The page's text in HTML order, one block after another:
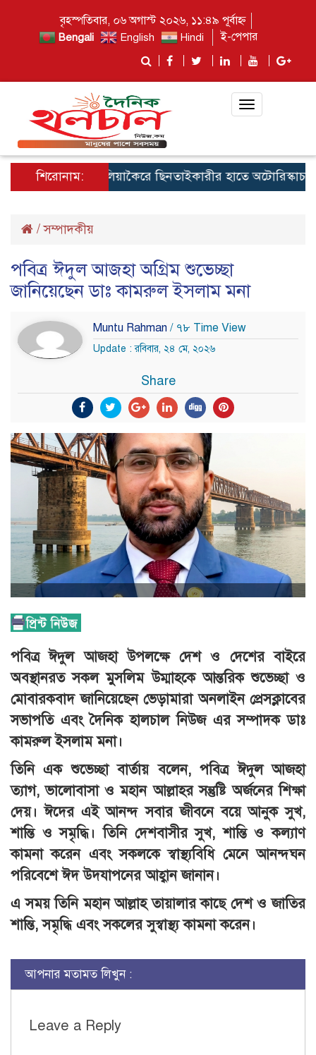
বৃহস্পতিবার, ০৬ অগাস্ট ২০২৬, ১১:৪৯ পূর্বাহ্ন
Bengali English Hindi ই-পেপার
Toggle
শিরোনাম:কালিয়াকৈরে ছিনতাইকারীর হাতে
/সম্পাদকীয়
পবিত্র ঈদুল আজহা অগ্রিম শুভেচ্ছা
জানিয়েছেন ডাঃ কামরুল ইসলাম মনা
Muntu Rahman / ৭৮ Time View
Update : রবিবার, ২৪ মে, ২০২৬
Share
পবিত্র ঈদুল আজহা উপলক্ষে দেশ ও দেশের বাইরে
অবস্থানরত সকল মুসলিম উম্মাহকে আন্তরিক শুভেচ্ছা ও
মোবারকবাদ জানিয়েছেন ভেড়ামারা অনলাইন প্রেসক্লাবের
সভাপতি এবং দৈনিক হালচাল নিউজ এর সম্পাদক ডাঃ
কামরুল ইসলাম মনা।
তিনি এক শুভেচ্ছা বার্তায় বলেন, পবিত্র ঈদুল আজহা
ত্যাগ, ভালোবাসা ও মহান আল্লাহর সন্তুষ্টি অর্জনের শিক্ষা
দেয়। ঈদের এই আনন্দ সবার জীবনে বয়ে আনুক সুখ,
শান্তি ও সমৃদ্ধি। তিনি দেশবাসীর সুখ, শান্তি ও কল্যাণ
কামনা করেন এবং সকলকে স্বাস্থ্যবিধি মেনে আনন্দঘন
পরিবেশে ঈদ উদযাপনের আহ্বান জানান।
এ সময় তিনি মহান আল্লাহ তায়ালার কাছে দেশ ও জাতির
শান্তি, সমৃদ্ধি এবং সকলের সুস্বাস্থ্য কামনা করেন।
আপনার মতামত লিখুন :
Leave a Reply